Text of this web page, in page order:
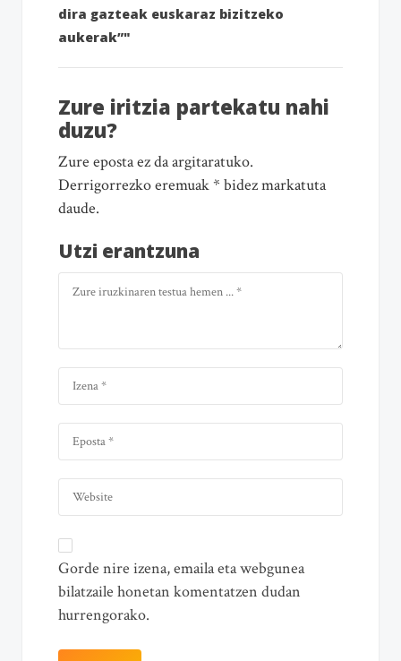
dira gazteak euskaraz bizitzeko
aukerak”"
Zure iritzia partekatu nahi
duzu?
Zure eposta ez da argitaratuko.
Derrigorrezko eremuak * bidez markatuta
daude.
Utzi erantzuna
Gorde nire izena, emaila eta webgunea
bilatzaile honetan komentatzen dudan
hurrengorako.